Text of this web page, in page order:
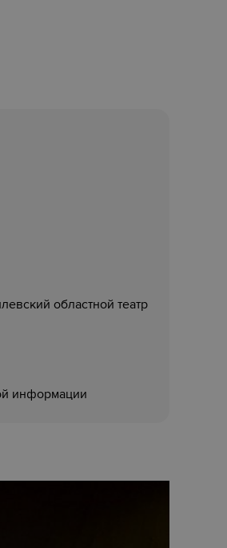
областной театр
информации